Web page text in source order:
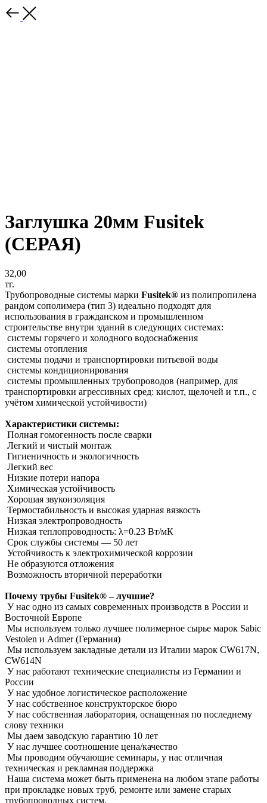
Заглушка 20мм Fusitek
(СЕРАЯ)
32,00
тг.
Трубопроводные системы марки Fusitek® из полипропилена
рандом сополимера (тип 3) идеально подходят для
использования в гражданском и промышленном
строительстве внутри зданий в следующих системах:
системы горячего и холодного водоснабжения
системы отопления
системы подачи и транспортировки питьевой воды
системы кондиционирования
системы промышленных трубопроводов (например, для
транспортировки агрессивных сред: кислот, щелочей и т.п., с
учётом химической устойчивости)
Характеристики системы:
Полная гомогенность после сварки
Легкий и чистый монтаж
Гигиеничность и экологичность
Легкий вес
Низкие потери напора
Химическая устойчивость
Хорошая звукоизоляция
Термостабильность и высокая ударная вязкость
Низкая электропроводность
Низкая теплопроводность: λ=0.23 Вт/мК
Срок службы системы ― 50 лет
Устойчивость к электрохимической коррозии
Не образуются отложения
Возможность вторичной переработки
Почему трубы Fusitek® – лучшие?
У нас одно из самых современных производств в России и
Восточной Европе
Мы используем только лучшее полимерное сырье марок Sabic
Vestolen и Admer (Германия)
Мы используем закладные детали из Италии марок CW617N,
CW614N
У нас работают технические специалисты из Германии и
России
У нас удобное логистическое расположение
У нас собственное конструкторское бюро
У нас собственная лаборатория, оснащенная по последнему
слову техники
Мы даем заводскую гарантию 10 лет
У нас лучшее соотношение цена/качество
Мы проводим обучающие семинары, у нас отличная
техническая и рекламная поддержка
Наша система может быть применена на любом этапе работы
при прокладке новых труб, ремонте или замене старых
трубопроводных систем.